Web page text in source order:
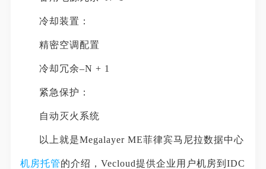
冷却装置：
精密空调配置
冷却冗余–N + 1
紧急保护：
自动灭火系统
以上就是Megalayer ME菲律宾马尼拉数据中心
机房托管的介绍，Vecloud提供企业用户机房到IDC